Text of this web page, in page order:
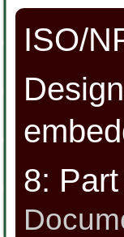
ISO/
8: